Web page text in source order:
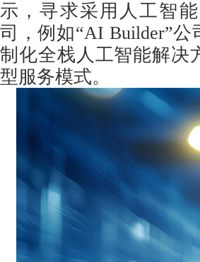
示，寻求采用人工智
司，例如“AI Builder”
制化全栈人工智能解决
型服务模式。